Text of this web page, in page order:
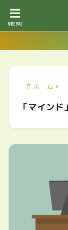
ホーム
「マイン